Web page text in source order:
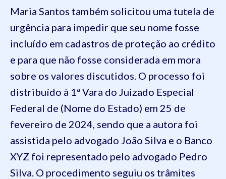
Maria Santos também solicitou uma tutela de
urgência para impedir que seu nome fosse
incluído em cadastros de proteção ao crédito
e para que não fosse considerada em mora
sobre os valores discutidos. O processo foi
distribuído à 1ª Vara do Juizado Especial
Federal de (Nome do Estado) em 25 de
fevereiro de 2024, sendo que a autora foi
assistida pelo advogado João Silva e o Banco
XYZ foi representado pelo advogado Pedro
Silva. O procedimento seguiu os trâmites